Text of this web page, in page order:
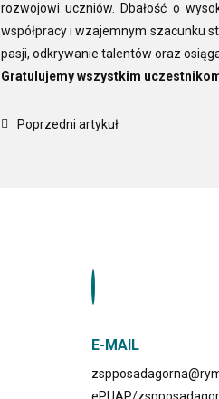
rozwojowi uczniów. Dbałość o
współpracy i wzajemnym szacunku
pasji, odkrywanie talentów oraz
Gratulujemy wszystkim
Poprzedni artykuł
E-MAIL